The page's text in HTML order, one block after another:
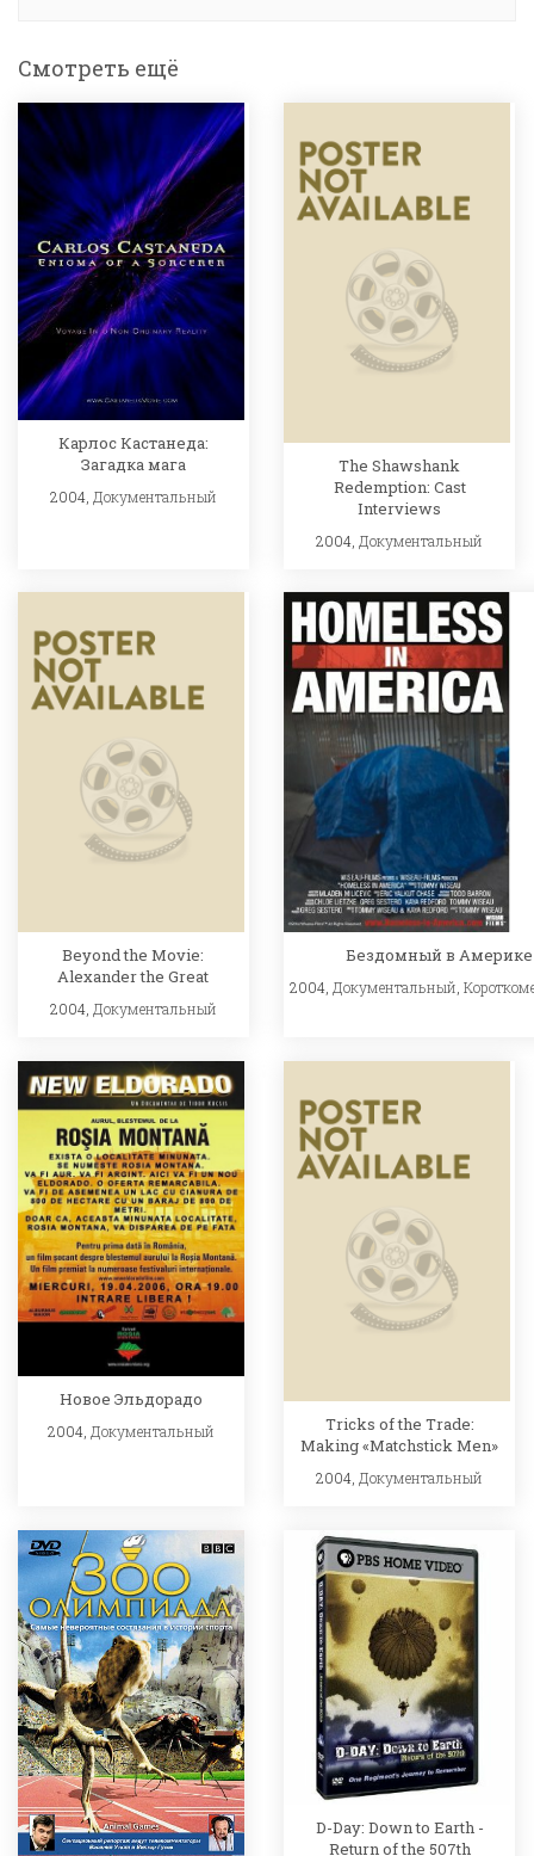
Смотреть ещё
Карлос Кастанеда:
Загадка мага
2004, Документальный
The Shawshank
Redemption: Cast
Interviews
2004, Документальный
Beyond the Movie:
Alexander the Great
2004, Документальный
Бездомный в Америке
2004, Документальный ,
Новое Эльдорадо
2004, Документальный
Tricks of the Trade:
Making «Matchstick Men»
2004, Документальный
D-Day: Down to Earth -
Return of the 507th